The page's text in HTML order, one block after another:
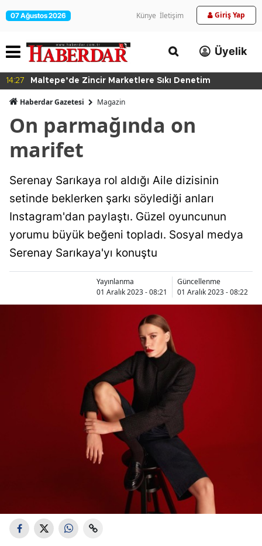
07 Ağustos 2026 Künye İletişim Giriş Yap
Üyelik
14:27 Maltepe’de Zincir Marketlere Sıkı Denetim
Haberdar Gazetesi Magazin
On parmağında on
marifet
Serenay Sarıkaya rol aldığı Aile dizisinin
setinde beklerken şarkı söylediği anları
Instagram'dan paylaştı. Güzel oyuncunun
yorumu büyük beğeni topladı. Sosyal medya
Serenay Sarıkaya'yı konuştu
Yayınlanma
01 Aralık 2023 - 08:21
Güncellenme
01 Aralık 2023 - 08:22